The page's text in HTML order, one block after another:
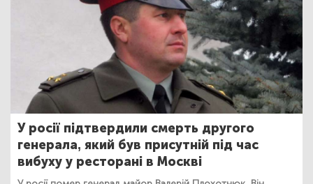
У росії підтвердили смерть другого
генерала, який був присутній під час
вибуху у ресторані в Москві